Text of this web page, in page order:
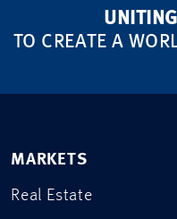
TO CREATE A
MARKETS
Real Estate